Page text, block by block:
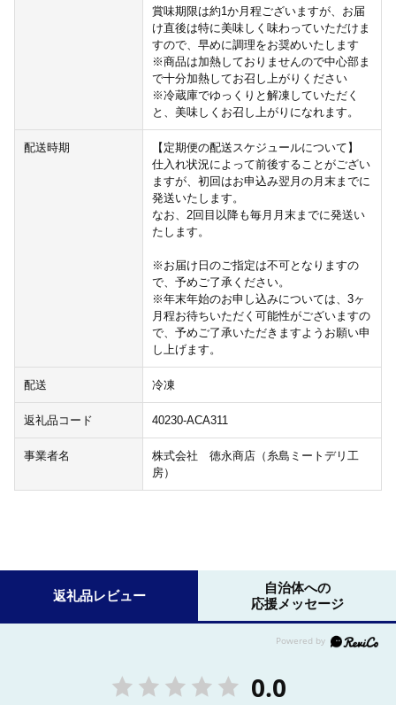
賞味期限は約1か月程ございますが、お届
け直後は特に美味しく味わっていただけま
すので、早めに調理をお奨めいたします
※商品は加熱しておりませんので中心部ま
で十分加熱してお召し上がりください
※冷蔵庫でゆっくりと解凍していただく
と、美味しくお召し上がりになれます。
配送時期
【定期便の配送スケジュールについて】
仕入れ状況によって前後することがござい
ますが、初回はお申込み翌月の月末までに
発送いたします。
なお、2回目以降も毎月月末までに発送い
たします。
※お届け日のご指定は不可となりますの
で、予めご了承ください。
※年末年始のお申し込みについては、3ヶ
月程お待ちいただく可能性がございますの
で、予めご了承いただきますようお願い申
し上げます。
配送 冷凍
返礼品コード 40230-ACA311
事業者名
株式会社 徳永商店（糸島ミートデリ工
房）
返礼品レビュー
自治体への
応援メッセージ
0.0